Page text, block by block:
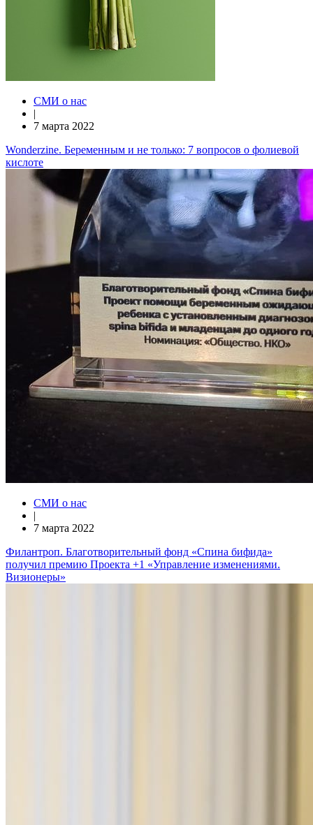
СМИ о нас
|
7 марта 2022
Wonderzine. Беременным и не только: 7 вопросов о фолиевой
кислоте
СМИ о нас
|
7 марта 2022
Филантроп. Благотворительный фонд «Спина бифида»
получил премию Проекта +1 «Управление изменениями.
Визионеры»